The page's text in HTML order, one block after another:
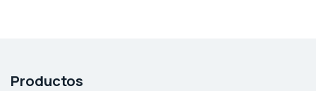
Productos